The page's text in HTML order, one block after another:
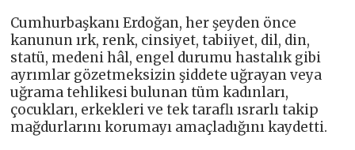
Cumhurbaşkanı Erdoğan, her şeyden önce
kanunun ırk, renk, cinsiyet, tabiiyet, dil, din,
statü, medeni hâl, engel durumu hastalık gibi
ayrımlar gözetmeksizin şiddete uğrayan veya
uğrama tehlikesi bulunan tüm kadınları,
çocukları, erkekleri ve tek taraflı ısrarlı takip
mağdurlarını korumayı amaçladığını kaydetti.